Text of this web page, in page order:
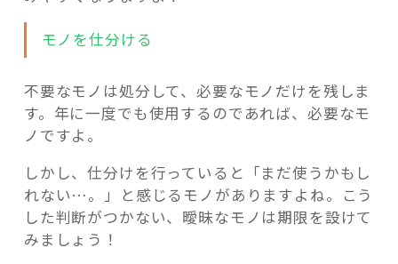
モノを仕分ける
不要なモノは処分して、必要なモノだけを残しま
す。年に一度でも使用するのであれば、必要なモ
ノですよ。
しかし、仕分けを行っていると「まだ使うかもし
れない…。」と感じるモノがありますよね。こう
した判断がつかない、曖昧なモノは期限を設けて
みましょう！